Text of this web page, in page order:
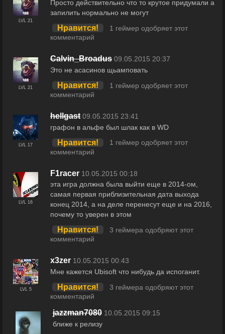
LVL 21
Просто действительно что то крутое придумали а
запилить нормально не могут
Нравится!
1 геймер одобряет этот
комментарий
LVL 21
Calvin_Broadus 09.05.2015 20:37
Это не асасинов щьамповать
Нравится!
1 геймер одобряет этот
комментарий
LVL 17
hellgast 09.05.2015 23:41
графон в альфе был шлак как в WD
Нравится!
1 геймер одобряет этот
комментарий
LVL 16
F1racer 10.05.2015 00:18
эта игра должна была выйти еще в 2014-ом,
самая первая приблизительная дата выхода
конец 2014, а на деле перенесут еще и на 2016,
почему то уверен в этом
Нравится!
3 геймера одобряют этот
комментарий
LVL 5
x3zer 10.05.2015 00:43
Мне кажется Ubisoft что нибудь да испоганит.
Нравится!
3 геймера одобряют этот
комментарий
jazzman7080 10.05.2015 09:15
ближе к релизу